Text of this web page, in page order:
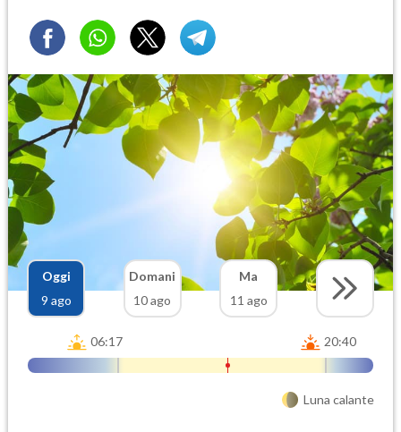
Oggi
9 ago
Domani
10 ago
Ma
11 ago
06:17 20:40
Luna calante